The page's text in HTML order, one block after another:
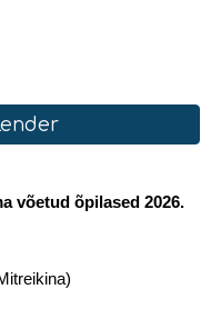
võetud õpilased 2026.